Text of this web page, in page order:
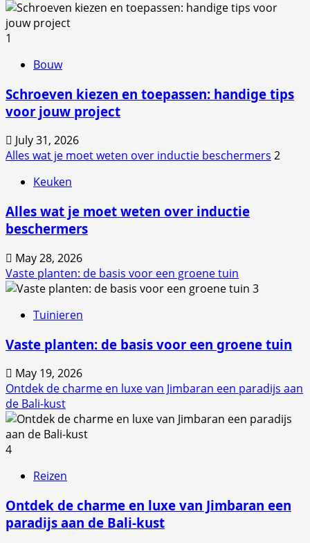
1
Bouw
Schroeven kiezen en toepassen: handige tips
voor jouw project
July 31, 2026
Alles wat je moet weten over inductie beschermers 2
Keuken
Alles wat je moet weten over inductie
beschermers
May 28, 2026
Vaste planten: de basis voor een groene tuin
3
Tuinieren
Vaste planten: de basis voor een groene tuin
May 19, 2026
Ontdek de charme en luxe van Jimbaran een paradijs aan
de Bali-kust
4
Reizen
Ontdek de charme en luxe van Jimbaran een
paradijs aan de Bali-kust